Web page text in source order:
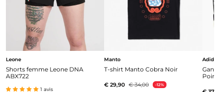
Leone
Shorts femme Leone DNA
ABX722
1 avis
Manto
T-shirt Manto Cobra Noir
€ 29,90 € 34,00 -12%
Adidas
Point